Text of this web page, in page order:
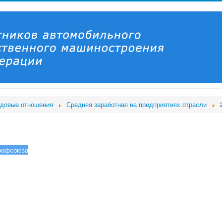
отношения Средняя заработная на предприятиях отрасли